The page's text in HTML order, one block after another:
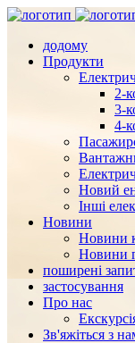
додому
Продукти
2-
3-
4-
Новий
Інші
Новини
Новини
Новини
поширені
застосування
Про нас
Зв'яжіться з